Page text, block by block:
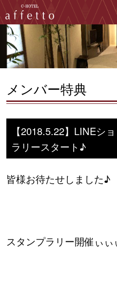
メンバー特典
【2018.5.22】LINEシ
ラリースタート♪
皆様お待たせしました♪
スタンプラリー開催ぃ